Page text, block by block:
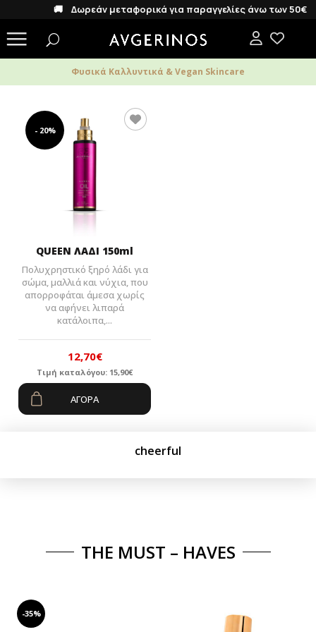
🚚 Δωρεάν μεταφορικά για παραγγελίες άνω των 50€
Φυσικά Καλλυντικά & Vegan Skincare
- 20%
QUEEN ΛΑΔΙ 150ml
Πολυχρηστικό ξηρό λάδι για
σώμα, μαλλιά και νύχια, που
απορροφάται άμεσα χωρίς
να αφήνει λιπαρά
κατάλοιπα,...
Original
12,70€
Η
Τιμή καταλόγου: 15,90€
ΑΓΟΡΆ
cheerful
THE MUST – HAVES
-35%